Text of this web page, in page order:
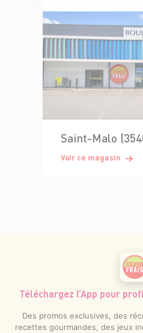
Saint-Malo
Voir ce magasin
Téléchargez l’App pour
Des promos exclusives, des
recettes gourmandes, des jeux